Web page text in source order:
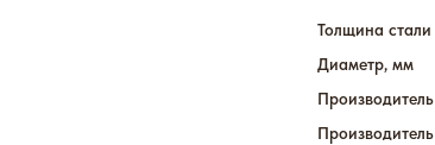
Толщина стали
Диаметр, мм
Производитель
Производитель